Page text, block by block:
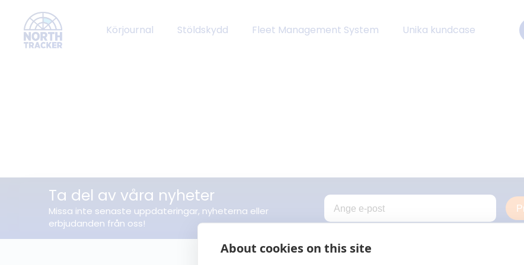
About cookies on this site
Körjournal Stöldskydd Fleet Management System Unika kundcase
Ta del av våra nyheter
Missa inte senaste uppdateringar, nyheterna eller
erbjudanden från oss!